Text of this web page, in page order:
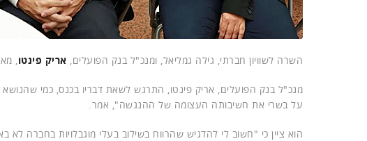
השרה לשוויון חברתי, גילה גמליאל, ומנכ"ל בנק הפועלים, אריק פינטו,
מנכ"ל בנק הפועלים, אריק פינטו, התרגש לשאת דבריו בכנס, כמי שהנושא
על בשרי את חשיבותה העצומה של ההנגשה", אמר.
הוא ציין כי "חשוב לי להדגיש שהרווח בשילוב בעלי מוגבלויות בחברה